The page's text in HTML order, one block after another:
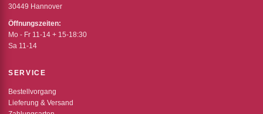
30449 Hannover
Öffnungszeiten:
Mo - Fr 11-14 + 15-18:30
Sa 11-14
SERVICE
Bestellvorgang
Lieferung & Versand